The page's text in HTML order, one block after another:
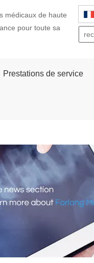
médicaux de haute
pour toute sa
Prestations de service